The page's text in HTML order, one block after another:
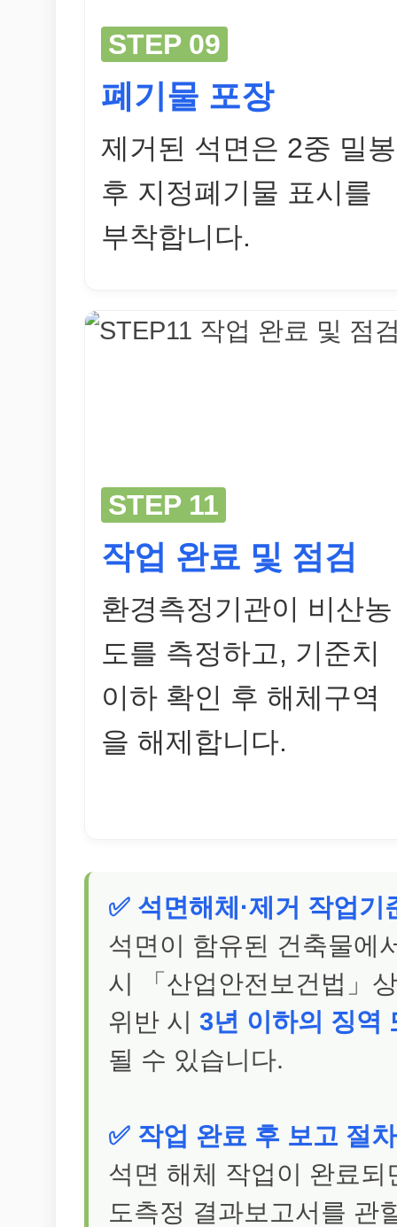
STEP 09
폐기물 포장
제거된 석면은 2중 밀봉
후 지정폐기물 표시를
부착합니다.
STEP 11
작업 완료 및 점검
환경측정기관이 비산농
도를 측정하고, 기준치
이하 확인 후 해체구역
을 해제합니다.
✅ 석면해체·제거 작업기
석면이 함유된 건축물에
시 「산업안전보건법」
위반 시 3년 이하의 징역
될 수 있습니다.
✅ 작업 완료 후 보고 절차
석면 해체 작업이 완료
도측정 결과보고서를 관